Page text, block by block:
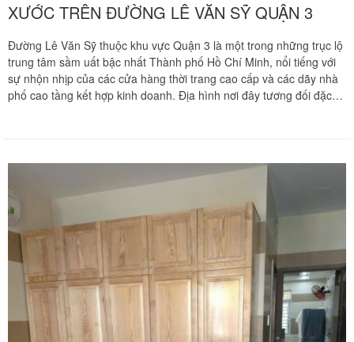
XƯỚC TRÊN ĐƯỜNG LÊ VĂN SỸ QUẬN 3
Đường Lê Văn Sỹ thuộc khu vực Quận 3 là một trong những trục lộ
trung tâm sầm uất bậc nhất Thành phố Hồ Chí Minh, nổi tiếng với
sự nhộn nhịp của các cửa hàng thời trang cao cấp và các dãy nhà
phố cao tầng kết hợp kinh doanh. Địa hình nơi đây tương đối đặc